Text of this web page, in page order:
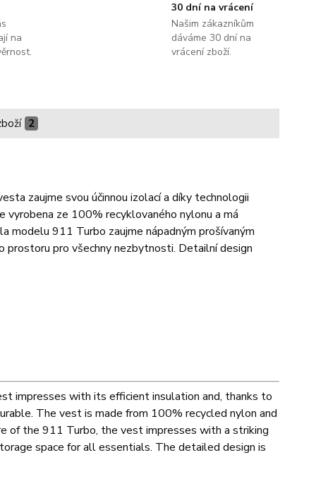
na
30 dní na vrácení
Našim zákazníkům
dáváme 30 dní na
vrácení zboží.
2
zaujme svou účinnou izolací a díky technologii
ze 100% recyklovaného nylonu a má
modelu 911 Turbo zaujme nápadným prošívaným
prostoru pro všechny nezbytnosti. Detailní design
impresses with its efficient insulation and, thanks to
The vest is made from 100% recycled nylon and
of the 911 Turbo, the vest impresses with a striking
space for all essentials. The detailed design is